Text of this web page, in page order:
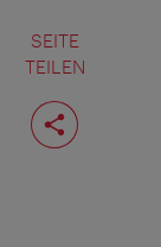
SEITE
TEILEN
Seite
teilen